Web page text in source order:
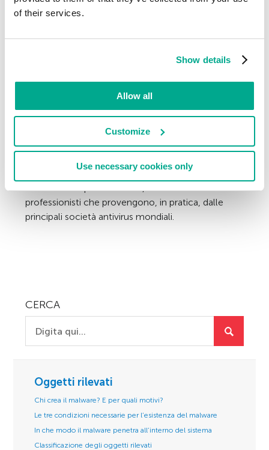
of their services.
Show details
Allow all
Customize
Use necessary cookies only
di occultare la propria presenza nel sistema. Whale
Peterburg, Voronezh e LoveChild.
Nel mese di dicembre del 1990 viene fondato ad
Amburgo, in Germania, l’EICAR (European Institute
ancora considerato una delle organizzazioni
internazionali più autorevoli, visto che riunisce
professionisti che provengono, in pratica, dalle
principali società antivirus mondiali.
CERCA
Oggetti rilevati
Chi crea il malware? E per quali motivi?
Le tre condizioni necessarie per l’esistenza del malware
In che modo il malware penetra all’interno del sistema
Classificazione degli oggetti rilevati